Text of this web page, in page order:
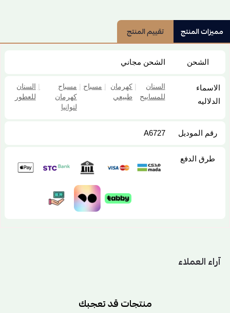
مميزات المنتج تقييم المنتج
الشحن الشحن مجاني
الاسماء
الدلاليه
السنان
للمسابيح
| كهرمان
طبيعي
| مسباح | مسباح
كهرمان
لتوانيا
| السنان
للعطور
رقم الموديل A6727
طرق الدفع
آراء العملاء
منتجات قد تعجبك